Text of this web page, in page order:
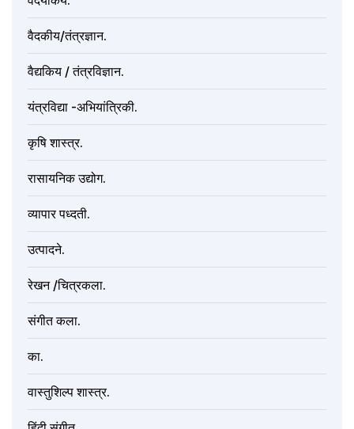
वैदकीय/तंत्रज्ञान.
वैद्यकिय / तंत्रविज्ञान.
यंत्रविद्या -अभियांत्रिकी.
कृषि शास्त्र.
रासायनिक उद्योग.
व्यापार पध्दती.
उत्पादने.
रेखन /चित्रकला.
संगीत कला.
का.
वास्तुशिल्प शास्त्र.